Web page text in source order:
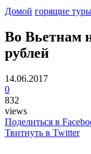
Домой горящие
Во Вьетнам
рублей
14.06.2017
0
832
views
Поделиться в
Твитнуть в Twitter